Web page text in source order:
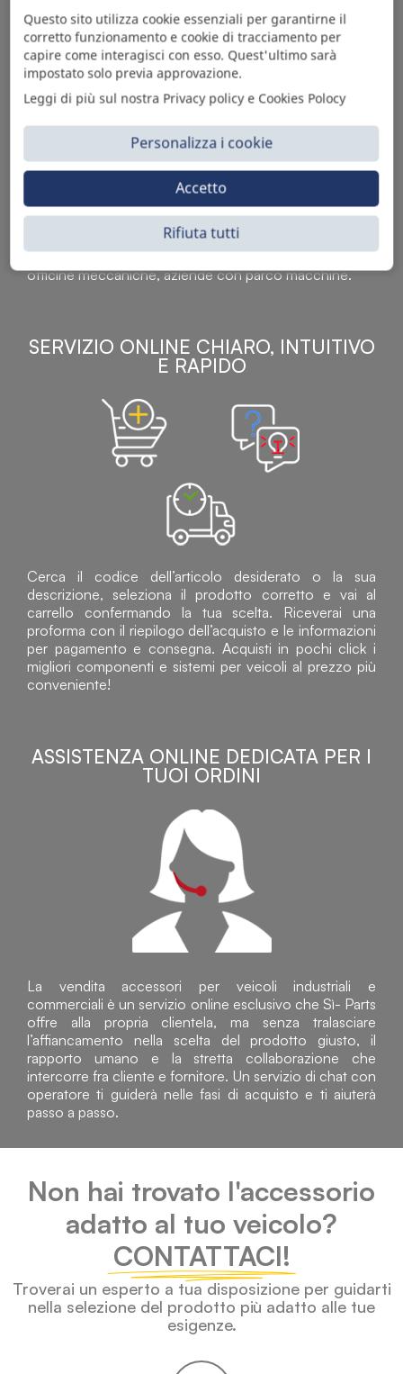
Sì Parts S.r.l. è leader nella distribuzione e vendita di
accessori per veicoli off-highway. Riconosciuto in tutto
il mondo per l’elevato standard qualitativo dei prodotti a
catalogo, attraverso la vendita B2B del ricco
assortimento di articoli originali rivolti a ricambisti,
officine meccaniche, aziende con parco macchine.
SERVIZIO ONLINE CHIARO, INTUITIVO
E RAPIDO
Cerca il codice dell’articolo desiderato o la sua
descrizione, seleziona il prodotto corretto e vai al
carrello confermando la tua scelta. Riceverai una
proforma con il riepilogo dell’acquisto e le informazioni
per pagamento e consegna. Acquisti in pochi click i
migliori componenti e sistemi per veicoli al prezzo più
conveniente!
ASSISTENZA ONLINE DEDICATA PER I
TUOI ORDINI
La vendita accessori per veicoli industriali e
commerciali è un servizio online esclusivo che Sì- Parts
offre alla propria clientela, ma senza tralasciare
l’affiancamento nella scelta del prodotto giusto, il
rapporto umano e la stretta collaborazione che
intercorre fra cliente e fornitore. Un servizio di chat con
operatore ti guiderà nelle fasi di acquisto e ti aiuterà
passo a passo.
Non hai trovato l'accessorio
adatto al tuo veicolo?
CONTATTACI!
Troverai un esperto a tua disposizione per guidarti
nella selezione del prodotto più adatto alle tue
esigenze.
Questo sito utilizza cookie essenziali per garantirne il
corretto funzionamento e cookie di tracciamento per
capire come interagisci con esso. Quest'ultimo sarà
impostato solo previa approvazione.
Leggi di più sul nostra Privacy policy e Cookies Polocy
Personalizza i cookie
Rifiuta tutti
Accetto